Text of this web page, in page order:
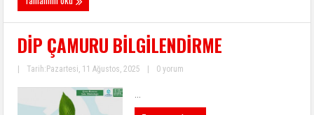
DİP ÇAMURU BİLGİLENDİRME
| Tarih:Pazartesi, 11 Ağustos, 2025 | 0 yorum